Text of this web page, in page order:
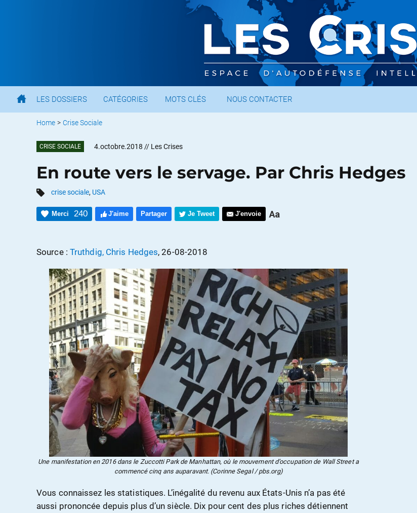
LES DOSSIERS CATÉGORIES MOTS CLÉS NOUS CONTACTER
Home > Crise Sociale
CRISE SOCIALE 4.octobre.2018 // Les Crises
En route vers le servage. Par Chris Hedges
crise sociale, USA
Merci 240 J'aime Partager Je Tweet J'envoie
Source : Truthdig, Chris Hedges, 26-08-2018
Une manifestation en 2016 dans le Zuccotti Park de Manhattan, où le mouvement d’occupation de Wall Street a
commencé cinq ans auparavant. (Corinne Segal / pbs.org)
Vous connaissez les statistiques. L’inégalité du revenu aux États-Unis n’a pas été
aussi prononcée depuis plus d’un siècle. Dix pour cent des plus riches détiennent